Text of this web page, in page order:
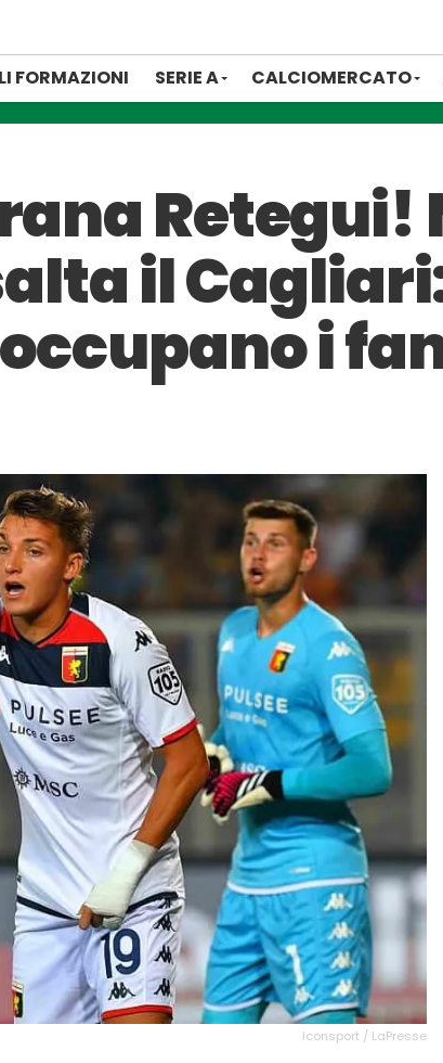
FORMAZIONI SERIE A CALCIOMERCATO
Retegui!
il
i
Iconsport / LaPresse